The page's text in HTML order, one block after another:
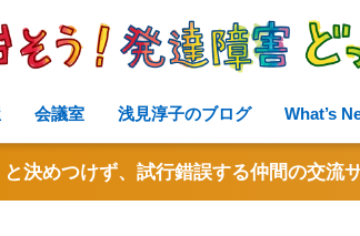
会議室 浅見淳子のブログ What’s
と決めつけず、試行錯誤する仲間の交流